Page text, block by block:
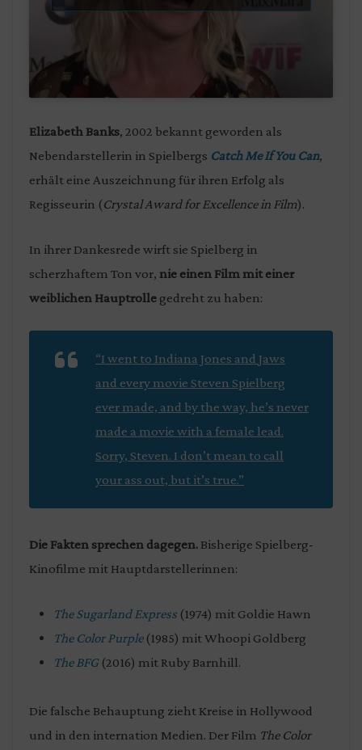
Elizabeth Banks, 2002 bekannt geworden als
Nebendarstellerin in Spielbergs Catch Me If You Can,
erhält eine Auszeichnung für ihren Erfolg als
Regisseurin (Crystal Award for Excellence in Film).
In ihrer Dankesrede wirft sie Spielberg in
scherzhaftem Ton vor, nie einen Film mit einer
weiblichen Hauptrolle gedreht zu haben:
“I went to Indiana Jones and Jaws
and every movie Steven Spielberg
ever made, and by the way, he’s never
made a movie with a female lead.
Sorry, Steven. I don’t mean to call
your ass out, but it’s true.”
Die Fakten sprechen dagegen. Bisherige Spielberg-
Kinofilme mit Hauptdarstellerinnen:
The Sugarland Express (1974) mit Goldie Hawn
The Color Purple(1985) mit Whoopi Goldberg
The BFG (2016) mit Ruby Barnhill.
Die falsche Behauptung zieht Kreise in Hollywood
und in den internation Medien. Der Film The Color